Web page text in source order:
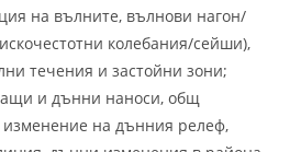
на вълните, вълнови нагон/
колебания/сейши),
течения и застойни зони;
и дънни наноси, общ
изменение на дънния релеф,